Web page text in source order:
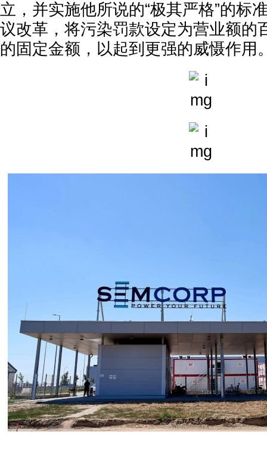
立，并实施他所说的“极其严格”的标
议改革，将污染罚款设定为营业额的
的固定金额，以起到更强的威慑作用